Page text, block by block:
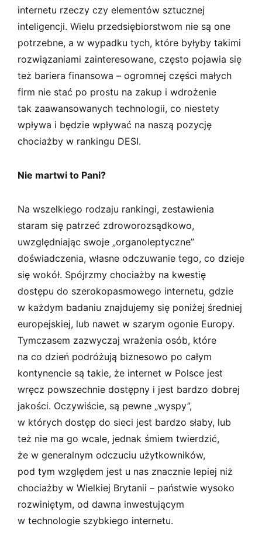
internetu rzeczy czy elementów sztucznej
inteligencji. Wielu przedsiębiorstwom nie są one
potrzebne, a w wypadku tych, które byłyby takimi
rozwiązaniami zainteresowane, często pojawia się
też bariera finansowa – ogromnej części małych
firm nie stać po prostu na zakup i wdrożenie
tak zaawansowanych technologii, co niestety
wpływa i będzie wpływać na naszą pozycję
chociażby w rankingu DESI.
Nie martwi to Pani?
Na wszelkiego rodzaju rankingi, zestawienia
staram się patrzeć zdroworozsądkowo,
uwzględniając swoje „organoleptyczne”
doświadczenia, własne odczuwanie tego, co dzieje
się wokół. Spójrzmy chociażby na kwestię
dostępu do szerokopasmowego internetu, gdzie
w każdym badaniu znajdujemy się poniżej średniej
europejskiej, lub nawet w szarym ogonie Europy.
Tymczasem zazwyczaj wrażenia osób, które
na co dzień podróżują biznesowo po całym
kontynencie są takie, że internet w Polsce jest
wręcz powszechnie dostępny i jest bardzo dobrej
jakości. Oczywiście, są pewne „wyspy”,
w których dostęp do sieci jest bardzo słaby, lub
też nie ma go wcale, jednak śmiem twierdzić,
że w generalnym odczuciu użytkowników,
pod tym względem jest u nas znacznie lepiej niż
chociażby w Wielkiej Brytanii – państwie wysoko
rozwiniętym, od dawna inwestującym
w technologie szybkiego internetu.